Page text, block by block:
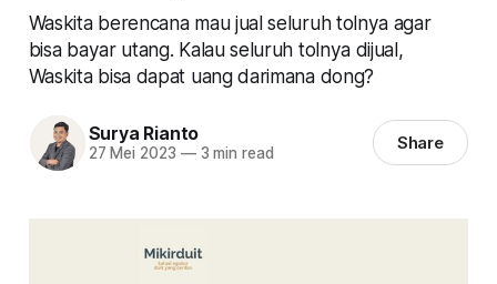
Waskita berencana mau jual seluruh tolnya agar
bisa bayar utang. Kalau seluruh tolnya dijual,
Waskita bisa dapat uang darimana dong?
Surya Rianto
27 Mei 2023 —3 min read Share